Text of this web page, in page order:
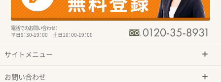
電話でのお問い合わせ：
平日9：30-19：00 土日10：00-19：00
サイトメニュー
お問い合わせ